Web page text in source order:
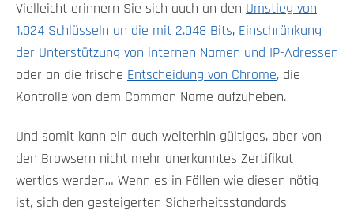
Vielleicht erinnern Sie sich auch an den Umstieg von
1.024 Schlüsseln an die mit 2.048 Bits, Einschränkung
der Unterstützung von internen Namen und IP-Adressen
oder an die frische Entscheidung von Chrome, die
Kontrolle von dem Common Name aufzuheben.
Und somit kann ein auch weiterhin gültiges, aber von
den Browsern nicht mehr anerkanntes Zertifikat
wertlos werden… Wenn es in Fällen wie diesen nötig
ist, sich den gesteigerten Sicherheitsstandards